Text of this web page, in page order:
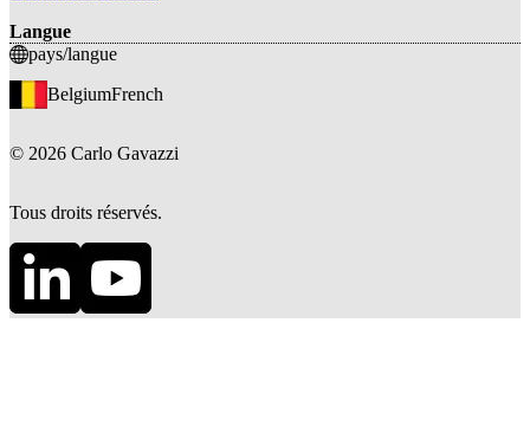
Langue
pays/langue
BelgiumFrench
© 2026 Carlo Gavazzi
Tous droits réservés.